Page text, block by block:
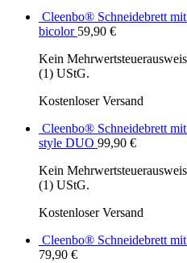
Cleenbo® Schneidebrett
bicolor 59,90 €
Kein
(1) UStG.
Kostenloser Versand
Cleenbo® Schneidebrett
style DUO 99,90 €
Kein
(1) UStG.
Kostenloser Versand
Cleenbo® Schneidebrett
79,90 €